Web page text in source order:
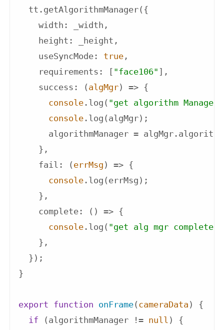
  tt.getAlgorithmManager({
width : _width,
height : _height,
useSyncMode : true ,
requirements : [ "face106" ],
success : ( algMgr) => {
console .log( "get algorithm Manager
console .log(algMgr);
algorithmManager =
    },
fail : ( errMsg ) => {
console .log(errMsg);
    },
complete : () => {
console .log( "get alg mgr complete"
    },
  });
}
export function onFrame( cameraData ) {
if (algorithmManager != null ) {